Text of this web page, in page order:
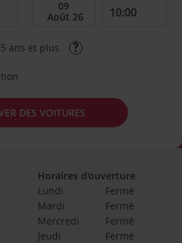
ans et plus
DES VOITURES
Horaires d'ouverture
Lundi
Fermé
Mardi
Fermé
Mercredi
Fermé
Jeudi
Fermé